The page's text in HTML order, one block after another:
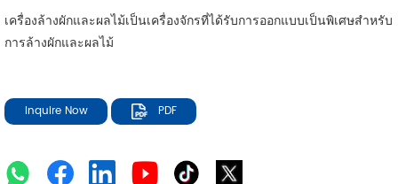
เครื่องล้างผักและผลไม้เป็นเครื่องจักรที่ได้รับการออกแบบเป็นพิเศษสำหรับ
การล้างผักและผลไม้
Inquire Now PDF